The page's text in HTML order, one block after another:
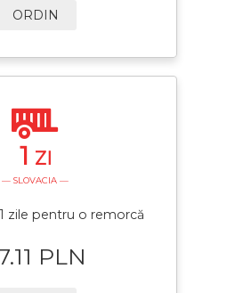
ORDIN
1 ZI
— SLOVACIA —
zile pentru o remorcă
PLN